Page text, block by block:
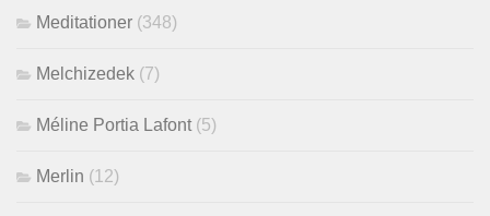
Meditationer (348)
Melchizedek (7)
Méline Portia Lafont (5)
Merlin (12)